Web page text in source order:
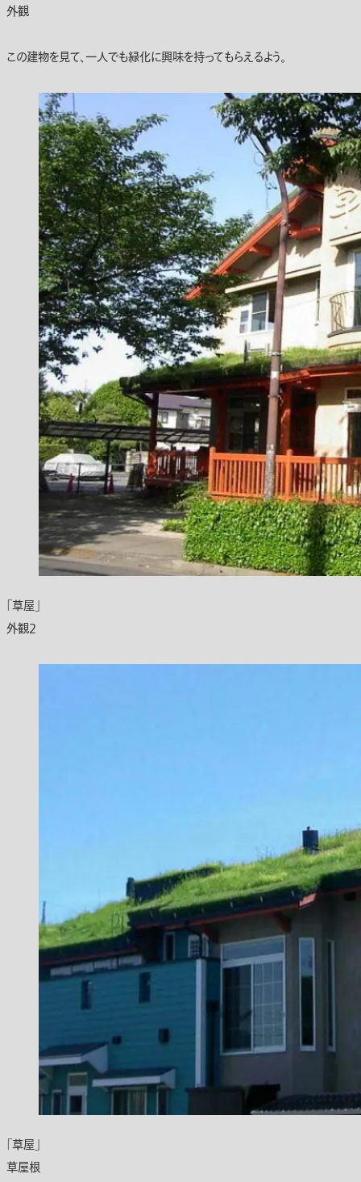
外観
この建物を見て、一人でも緑化に興味を持ってもらえるよう。
「草屋」
外観2
「草屋」
草屋根